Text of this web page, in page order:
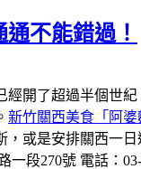
不能錯過！
開了超過半個世
新竹關西美食「阿
或是安排關西一
一段270號 電話：